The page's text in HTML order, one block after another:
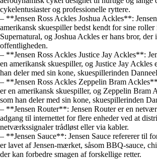
cykelentusiaster og professionelle ryttere.
– **Jensen Ross Ackles Joshua Ackles**:
amerikansk skuespiller bedst kendt for sine roller
Supernatural, og Joshua Ackles er hans bror, der
offentligheden.
– **Jensen Ross Ackles Justice Jay Ackles**:
en amerikansk skuespiller, og Justice Jay Ackles
han deler med sin kone, skuespillerinden
– **Jensen Ross Ackles Zeppelin Bram
er en amerikansk skuespiller, og Zeppelin Bram
som han deler med sin kone, skuespillerinden
– **Jensen Router**: Jensen Router er en
adgang til internettet for flere enheder ved at
netværkssignaler trådløst eller via kabler.
– **Jensen Sauce**: Jensen Sauce refererer til
er lavet af Jensen-mærket, såsom BBQ-sauce,
der kan forbedre smagen af forskellige retter.